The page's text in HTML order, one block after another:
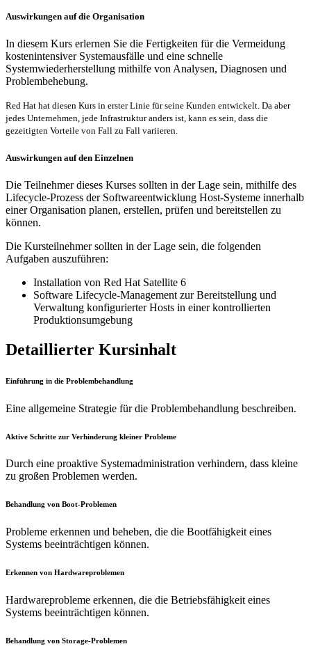
Auswirkungen auf die Organisation
In diesem Kurs erlernen Sie die Fertigkeiten für die Vermeidung
kostenintensiver Systemausfälle und eine schnelle
Systemwiederherstellung mithilfe von Analysen, Diagnosen und
Problembehebung.
Red Hat hat diesen Kurs in erster Linie für seine Kunden entwickelt. Da aber
jedes Unternehmen, jede Infrastruktur anders ist, kann es sein, dass die
gezeitigten Vorteile von Fall zu Fall variieren.
Auswirkungen auf den Einzelnen
Die Teilnehmer dieses Kurses sollten in der Lage sein, mithilfe des
Lifecycle-Prozess der Softwareentwicklung Host-Systeme innerhalb
einer Organisation planen, erstellen, prüfen und bereitstellen zu
können.
Die Kursteilnehmer sollten in der Lage sein, die folgenden
Aufgaben auszuführen:
Installation von Red Hat Satellite 6
Software Lifecycle-Management zur Bereitstellung und
Verwaltung konfigurierter Hosts in einer kontrollierten
Produktionsumgebung
Detaillierter Kursinhalt
Einführung in die Problembehandlung
Eine allgemeine Strategie für die Problembehandlung beschreiben.
Aktive Schritte zur Verhinderung kleiner Probleme
Durch eine proaktive Systemadministration verhindern, dass kleine
zu großen Problemen werden.
Behandlung von Boot-Problemen
Probleme erkennen und beheben, die die Bootfähigkeit eines
Systems beeinträchtigen können.
Erkennen von Hardwareproblemen
Hardwareprobleme erkennen, die die Betriebsfähigkeit eines
Systems beeinträchtigen können.
Behandlung von Storage-Problemen